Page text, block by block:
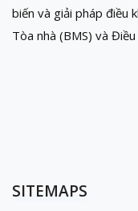
biến và giải pháp điều
Tòa nhà (BMS) và
SITEMAPS